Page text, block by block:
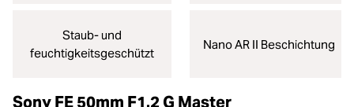
Staub- und
feuchtigkeitsgeschützt
Nano AR II Beschichtung
Sony FE 50mm F1.2 G Master